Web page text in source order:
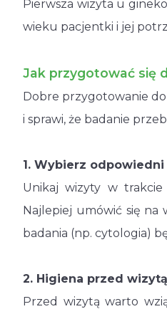
Pierwsza wizyta u
wieku pacjentki i jej
Jak przygotować się
Dobre przygotowanie
i sprawi, że badanie
1. Wybierz
Unikaj wizyty w
Najlepiej umówić się na
badania (np. cytologia)
2. Higiena przed
Przed wizytą warto